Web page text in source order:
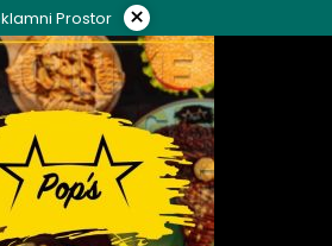
Prostor ×